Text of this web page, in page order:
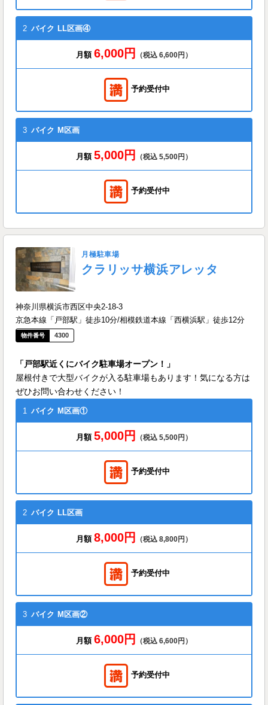
2 バイク LL区画④
月額 6,000円 （税込 6,600円）
予約受付中
3 バイク M区画
月額 5,000円 （税込 5,500円）
予約受付中
月極駐車場
クラリッサ横浜アレッタ
神奈川県横浜市西区中央2-18-3
京急本線「戸部駅」徒歩10分/相模鉄道本線「西横浜駅」徒歩12分
4300
「戸部駅近くにバイク駐車場オープン！」
屋根付きで大型バイクが入る駐車場もあります！気になる方は
ぜひお問い合わせください！
1 バイク M区画①
月額 5,000円 （税込 5,500円）
予約受付中
2 バイク LL区画
月額 8,000円 （税込 8,800円）
予約受付中
3 バイク M区画②
月額 6,000円 （税込 6,600円）
予約受付中